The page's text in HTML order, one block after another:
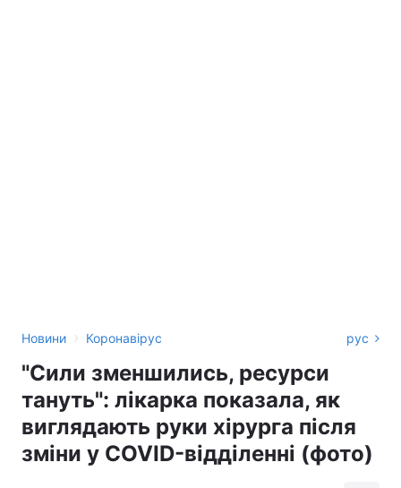
Новини › Коронавірус рус
"Сили зменшились, ресурси
тануть": лікарка показала, як
виглядають руки хірурга після
зміни у COVID-відділенні (фото)